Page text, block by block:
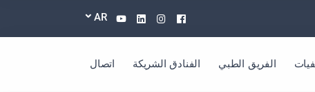
Facebook
Instagram
Linkedin
Youtube
AR
الفريق الطبي الفنادق الشريكة اتصال